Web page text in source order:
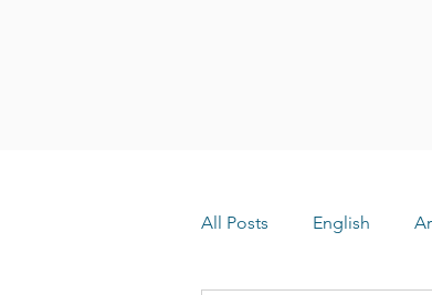
All Posts English